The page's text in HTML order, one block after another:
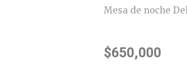
Mesa de noche
$650,000